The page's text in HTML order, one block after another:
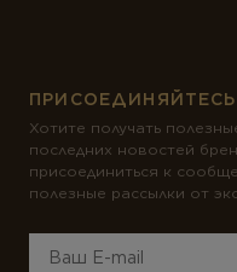
ПРИСОЕДИНЯЙТЕСЬ
Хотите получать
последних новостей
присоединиться к
полезные рассылки от